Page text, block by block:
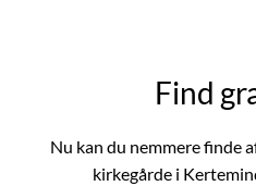
Find
Nu kan du nemmere finde
kirkegårde i